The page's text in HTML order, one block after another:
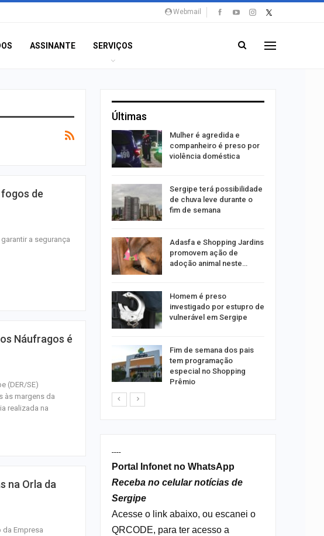
Webmail
ASSINANTE SERVIÇOS
de
a segurança
Náufragos é
(DER/SE)
às margens da
realizada na
na Orla da
da Empresa
Últimas
Orsse apresenta concerto
PF apreende dispositivos
eletrônicos contra abuso
Terror e documentário
Mulher é agredida e
companheiro é preso por
violência doméstica
Sergipe terá possibilidade
de chuva leve durante o
fim de semana
Adasfa e Shopping Jardins
promovem ação de
adoção animal neste…
Homem é preso
investigado por estupro de
vulnerável em Sergipe
Fim de semana dos pais
tem programação
especial no Shopping
Prêmio
----
Portal Infonet no WhatsApp
Receba no celular notícias de
Sergipe
Acesse o link abaixo, ou escanei o
QRCODE, para ter acesso a